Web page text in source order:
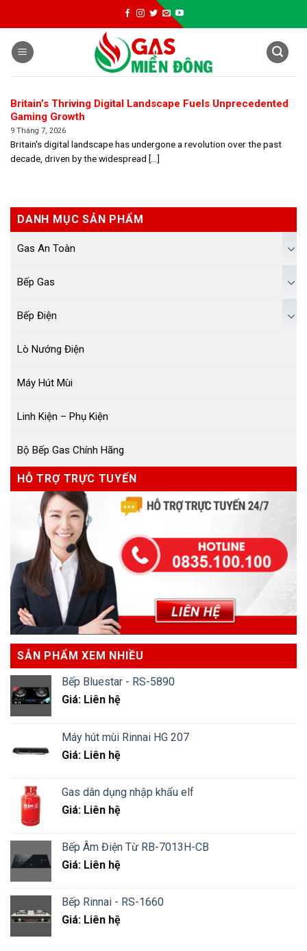
to
content
Britain’s Thriving Digital Landscape Fuels Unprecedented
Gaming Growth
9 Tháng 7, 2026
Britain's digital landscape has undergone a revolution over the past
decade, driven by the widespread [...]
DANH MỤC SẢN PHẨM
Gas An Toàn
Bếp Gas
Bếp Điện
Lò Nướng Điện
Máy Hút Mùi
Linh Kiện – Phụ Kiện
Bộ Bếp Gas Chính Hãng
HỖ TRỢ TRỰC TUYẾN
SẢN PHẨM XEM NHIỀU
Bếp Bluestar - RS-5890
Giá: Liên hệ
Máy hút mùi Rinnai HG 207
Giá: Liên hệ
Gas dân dụng nhập khẩu elf
Giá: Liên hệ
Bếp Âm Điện Từ RB-7013H-CB
Giá: Liên hệ
Bếp Rinnai - RS-1660
Giá: Liên hệ